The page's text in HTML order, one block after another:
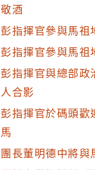
敬酒
彭指揮官參與馬祖
彭指揮官參與馬祖
彭指揮官與總部政
人合影
彭指揮官於碼頭
馬
團長董明德中將與